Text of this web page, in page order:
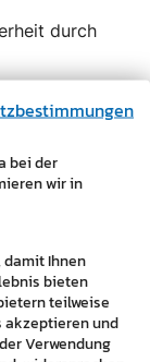
durch
Design
der Website
perfekt auf
auf
Rechnitz
bei der
wir in
damit Ihnen
bieten
teilweise
akzeptieren und
Verwendung